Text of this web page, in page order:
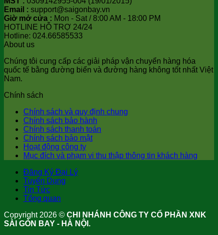
Email : support@saigonbay.vn
Giờ mở cửa : Mon - Sat / 8:00 AM - 18:00 PM
HOTLINE HỖ TRỢ 24/24
Hotline: 024.66585533
About us
Chúng tôi cung cấp các giải pháp vận chuyển hàng hóa
quốc tế bằng đường biển và đường hàng không tốt nhất Việt
Nam.
Chính sách
Chính sách và quy định chung
Chính sách bảo hành
Chính sách thanh toán
Chính sách bảo mật
Hoạt động công ty
Mục đích và phạm vi thu thập thông tin khách hàng
Đăng Ký Đại Lý
Tuyển Dụng
Tin Tức
Tổng quan
Copyright 2026 © CHI NHÁNH CÔNG TY CỔ PHẦN XNK
SÀI GÒN BAY - HÀ NỘI.